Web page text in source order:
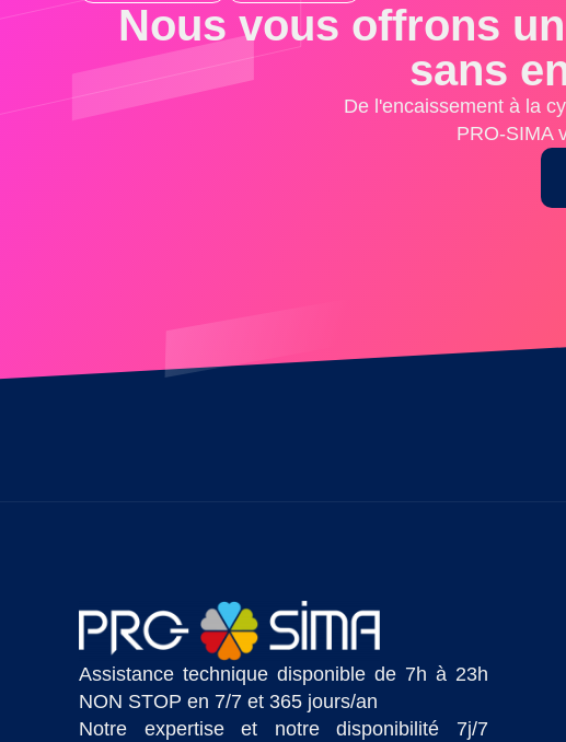
Nous vous offrons
sans
De l'encaissement à la
PRO-SIMA
Assistance technique disponible de 7h à 23h
NON STOP en 7/7 et 365 jours/an
Notre expertise et notre disponibilité 7j/7